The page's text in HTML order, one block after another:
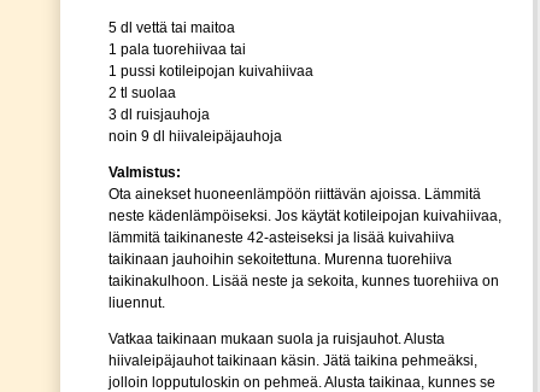
5 dl vettä tai maitoa
1 pala tuorehiivaa tai
1 pussi kotileipojan kuivahiivaa
2 tl suolaa
3 dl ruisjauhoja
noin 9 dl hiivaleipäjauhoja
Valmistus:
Ota ainekset huoneenlämpöön riittävän ajoissa. Lämmitä
neste kädenlämpöiseksi. Jos käytät kotileipojan kuivahiivaa,
lämmitä taikinaneste 42-asteiseksi ja lisää kuivahiiva
taikinaan jauhoihin sekoitettuna. Murenna tuorehiiva
taikinakulhoon. Lisää neste ja sekoita, kunnes tuorehiiva on
liuennut.
Vatkaa taikinaan mukaan suola ja ruisjauhot. Alusta
hiivaleipäjauhot taikinaan käsin. Jätä taikina pehmeäksi,
jolloin lopputuloskin on pehmeä. Alusta taikinaa, kunnes se